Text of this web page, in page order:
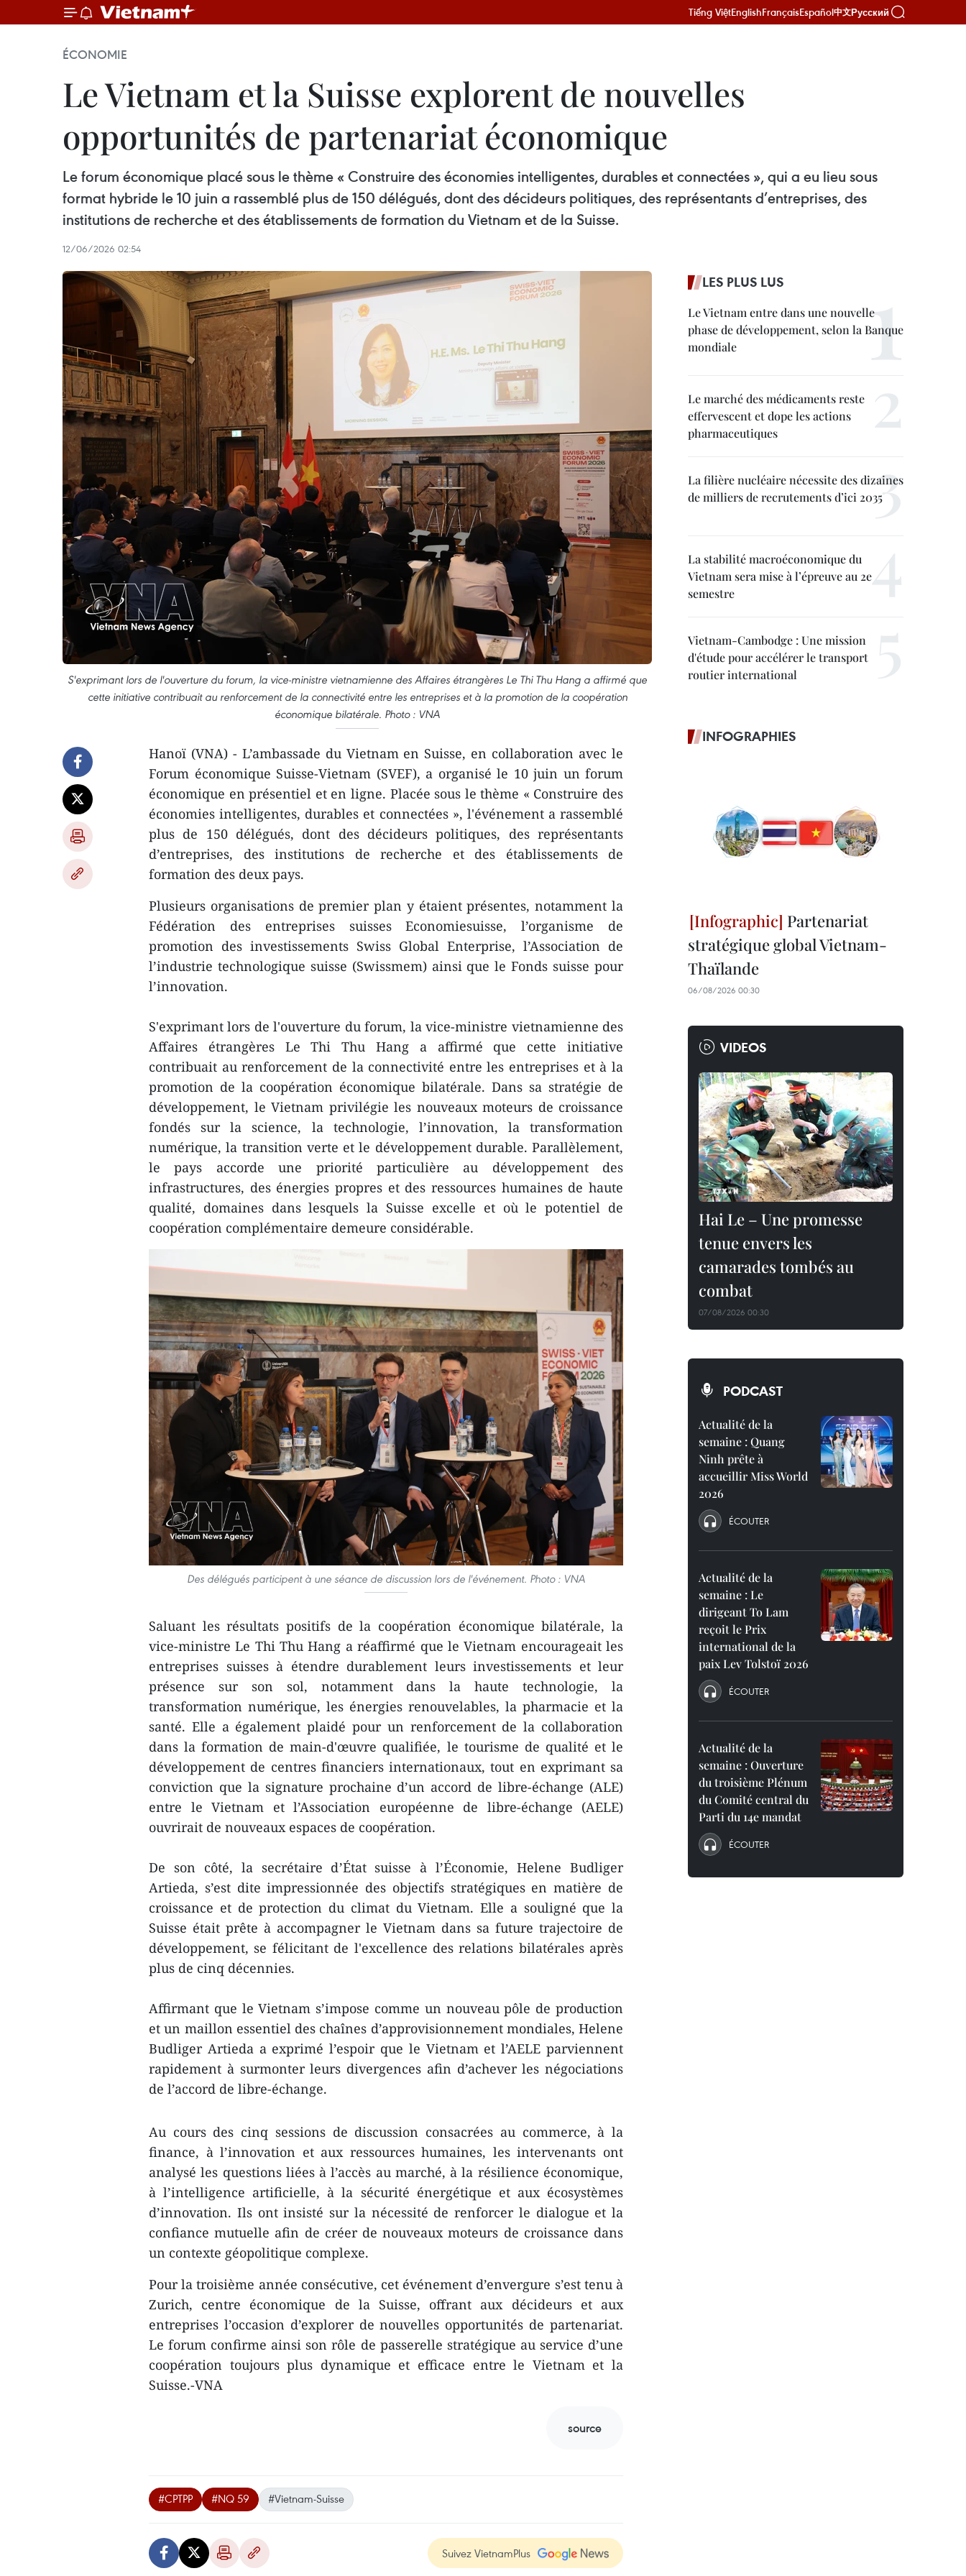
Tiếng ViệtEnglishFrançaisEspañol中文Русский
ÉCONOMIE
Le Vietnam et la Suisse explorent de nouvelles
opportunités de partenariat économique
Le forum économique placé sous le thème « Construire des économies intelligentes, durables et connectées », qui a eu lieu sous
format hybride le 10 juin a rassemblé plus de 150 délégués, dont des décideurs politiques, des représentants d’entreprises, des
institutions de recherche et des établissements de formation du Vietnam et de la Suisse.
12/06/2026 02:54
S'exprimant lors de l'ouverture du forum, la vice-ministre vietnamienne des Affaires étrangères Le Thi Thu Hang a affirmé que
cette initiative contribuait au renforcement de la connectivité entre les entreprises et à la promotion de la coopération
économique bilatérale. Photo : VNA
Hanoï (VNA) - L’ambassade du Vietnam en Suisse, en collaboration avec le
Forum économique Suisse-Vietnam (SVEF), a organisé le 10 juin un forum
économique en présentiel et en ligne. Placée sous le thème « Construire des
économies intelligentes, durables et connectées », l'événement a rassemblé
plus de 150 délégués, dont des décideurs politiques, des représentants
d’entreprises, des institutions de recherche et des établissements de
formation des deux pays.
Plusieurs organisations de premier plan y étaient présentes, notamment la
Fédération des entreprises suisses Economiesuisse, l’organisme de
promotion des investissements Swiss Global Enterprise, l’Association de
l’industrie technologique suisse (Swissmem) ainsi que le Fonds suisse pour
l’innovation.
S'exprimant lors de l'ouverture du forum, la vice-ministre vietnamienne des
Affaires étrangères Le Thi Thu Hang a affirmé que cette initiative
contribuait au renforcement de la connectivité entre les entreprises et à la
promotion de la coopération économique bilatérale. Dans sa stratégie de
développement, le Vietnam privilégie les nouveaux moteurs de croissance
fondés sur la science, la technologie, l’innovation, la transformation
numérique, la transition verte et le développement durable. Parallèlement,
le pays accorde une priorité particulière au développement des
infrastructures, des énergies propres et des ressources humaines de haute
qualité, domaines dans lesquels la Suisse excelle et où le potentiel de
coopération complémentaire demeure considérable.
Des délégués participent à une séance de discussion lors de l'événement. Photo : VNA
Saluant les résultats positifs de la coopération économique bilatérale, la
vice-ministre Le Thi Thu Hang a réaffirmé que le Vietnam encourageait les
entreprises suisses à étendre durablement leurs investissements et leur
présence sur son sol, notamment dans la haute technologie, la
transformation numérique, les énergies renouvelables, la pharmacie et la
santé. Elle a également plaidé pour un renforcement de la collaboration
dans la formation de main-d'œuvre qualifiée, le tourisme de qualité et le
développement de centres financiers internationaux, tout en exprimant sa
conviction que la signature prochaine d’un accord de libre-échange (ALE)
entre le Vietnam et l’Association européenne de libre-échange (AELE)
ouvrirait de nouveaux espaces de coopération.
De son côté, la secrétaire d’État suisse à l’Économie, Helene Budliger
Artieda, s’est dite impressionnée des objectifs stratégiques en matière de
croissance et de protection du climat du Vietnam. Elle a souligné que la
Suisse était prête à accompagner le Vietnam dans sa future trajectoire de
développement, se félicitant de l'excellence des relations bilatérales après
plus de cinq décennies.
Affirmant que le Vietnam s’impose comme un nouveau pôle de production
et un maillon essentiel des chaînes d’approvisionnement mondiales, Helene
Budliger Artieda a exprimé l’espoir que le Vietnam et l’AELE parviennent
rapidement à surmonter leurs divergences afin d’achever les négociations
de l’accord de libre-échange.
Au cours des cinq sessions de discussion consacrées au commerce, à la
finance, à l’innovation et aux ressources humaines, les intervenants ont
analysé les questions liées à l’accès au marché, à la résilience économique,
à l’intelligence artificielle, à la sécurité énergétique et aux écosystèmes
d’innovation. Ils ont insisté sur la nécessité de renforcer le dialogue et la
confiance mutuelle afin de créer de nouveaux moteurs de croissance dans
un contexte géopolitique complexe.
Pour la troisième année consécutive, cet événement d’envergure s’est tenu à
Zurich, centre économique de la Suisse, offrant aux décideurs et aux
entreprises l’occasion d’explorer de nouvelles opportunités de partenariat.
Le forum confirme ainsi son rôle de passerelle stratégique au service d’une
coopération toujours plus dynamique et efficace entre le Vietnam et la
Suisse.-VNA
source
#CPTPP #NQ 59 #Vietnam-Suisse
Suivez VietnamPlus
LES PLUS LUS
Le Vietnam entre dans une nouvelle
phase de développement, selon la Banque
mondiale
Le marché des médicaments reste
effervescent et dope les actions
pharmaceutiques
La filière nucléaire nécessite des dizaines
de milliers de recrutements d’ici 2035
La stabilité macroéconomique du
Vietnam sera mise à l’épreuve au 2e
semestre
Vietnam-Cambodge : Une mission
d'étude pour accélérer le transport
routier international
INFOGRAPHIES
Partenariat
stratégique global Vietnam-
Thaïlande
06/08/2026 00:30
VIDEOS
Hai Le – Une promesse
tenue envers les
camarades tombés au
combat
07/08/2026 00:30
PODCAST
Actualité de la
semaine : Quang
Ninh prête à
accueillir Miss World
2026
ÉCOUTER
Actualité de la
semaine : Le
dirigeant To Lam
reçoit le Prix
international de la
paix Lev Tolstoï 2026
ÉCOUTER
Actualité de la
semaine : Ouverture
du troisième Plénum
du Comité central du
Parti du 14e mandat
ÉCOUTER